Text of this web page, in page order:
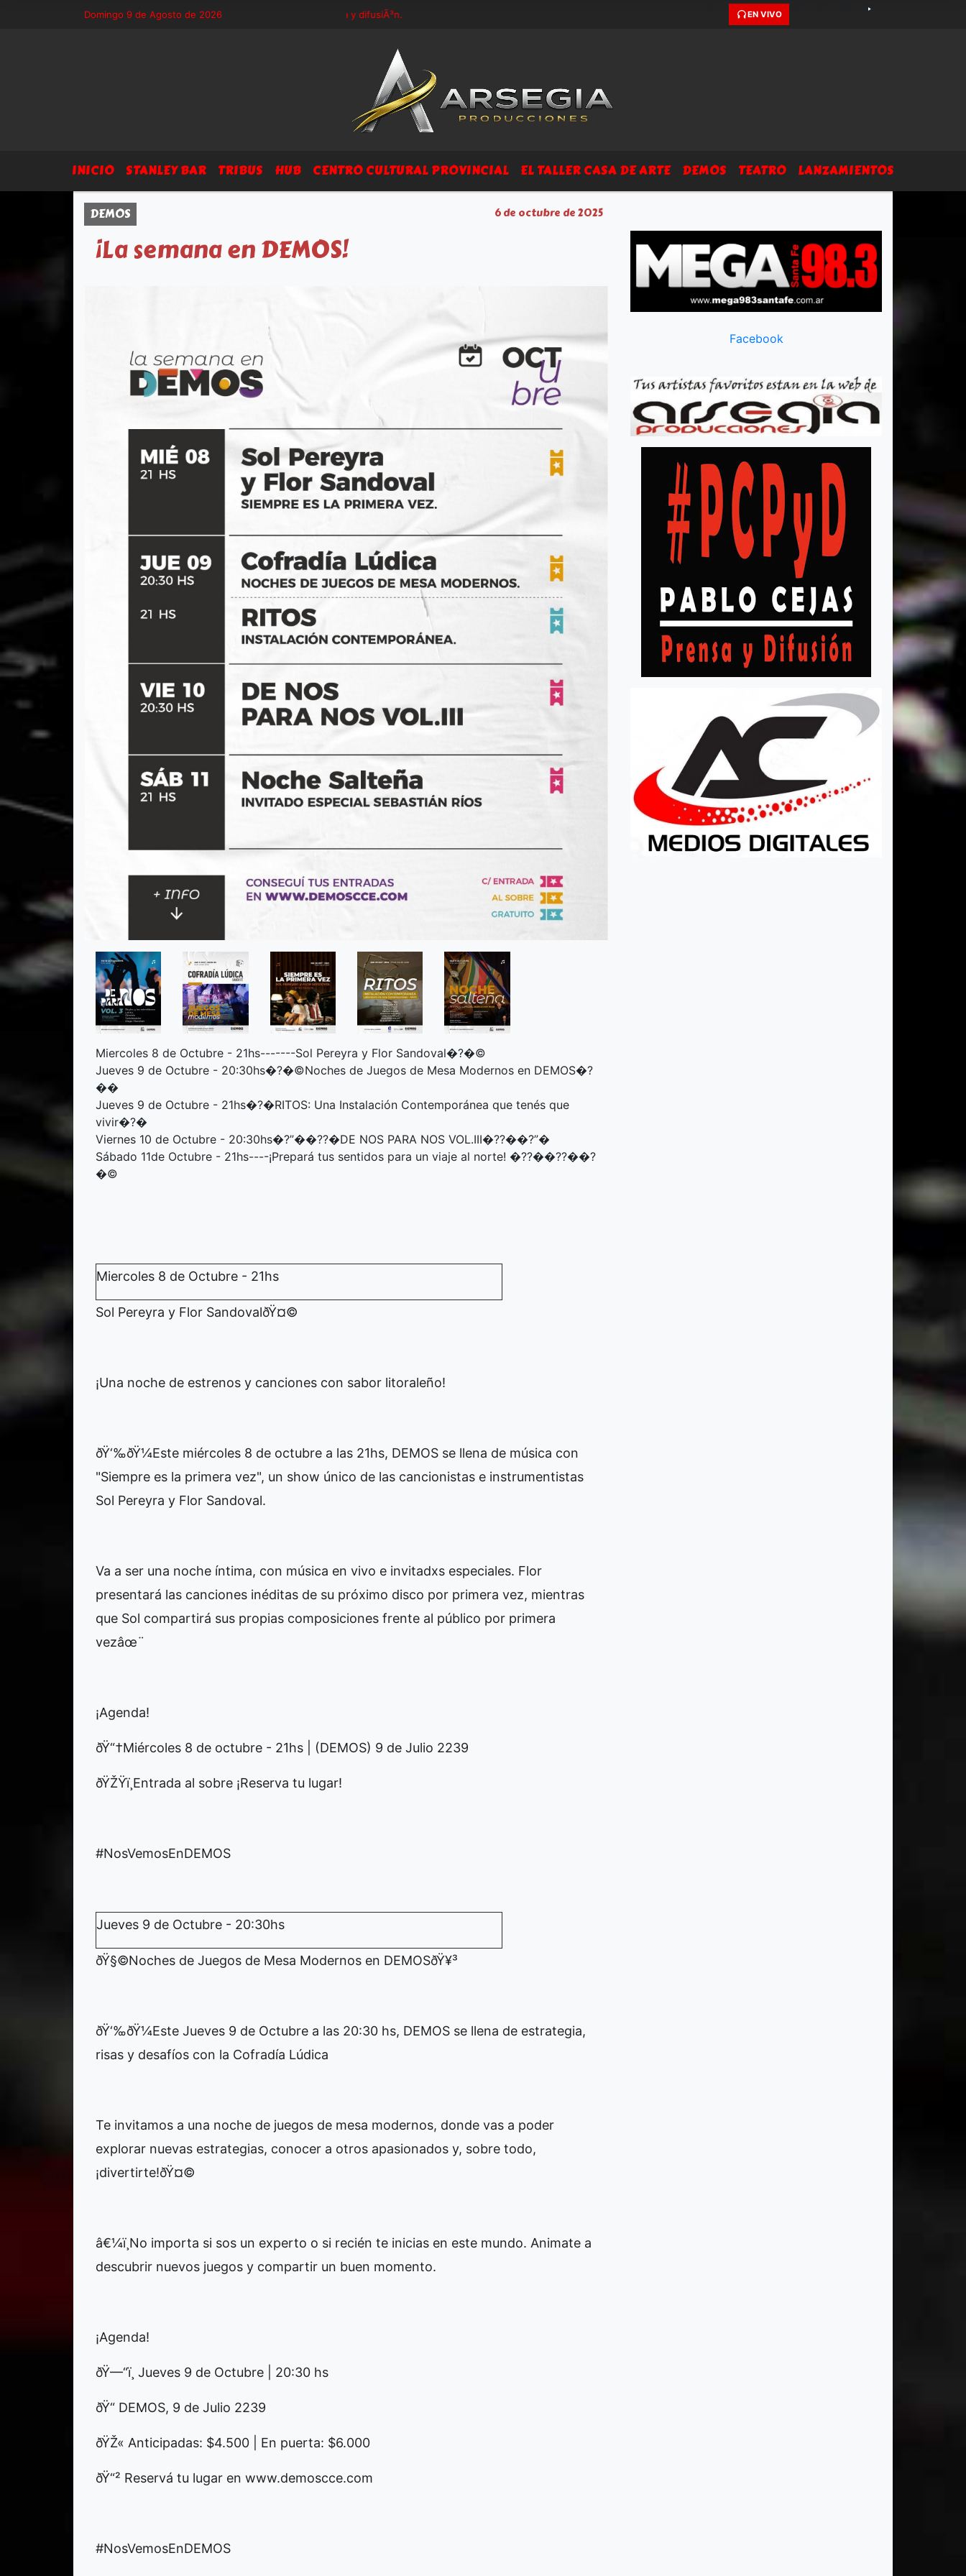
Domingo 9 de Agosto de 2026
- Sitio exclusivo de Arsegia Producciones, agenda, eventos, prensa y difusiÃ³n. EN VIVO
INICIO STANLEY BAR TRIBUS HUB CENTRO CULTURAL PROVINCIAL EL TALLER CASA DE ARTE DEMOS TEATRO LANZAMIENTOS
DEMOS 6 de octubre de 2025
¡La semana en DEMOS!
Miercoles 8 de Octubre - 21hs-------Sol Pereyra y Flor Sandoval�?�©
Jueves 9 de Octubre - 20:30hs�?�©Noches de Juegos de Mesa Modernos en DEMOS�?
��
Jueves 9 de Octubre - 21hs�?�RITOS: Una Instalación Contemporánea que tenés que
vivir�?�
Viernes 10 de Octubre - 20:30hs�?”��??�DE NOS PARA NOS VOL.III�??��?”�
Sábado 11de Octubre - 21hs----¡Prepará tus sentidos para un viaje al norte! �??��??��?
�©
Miercoles 8 de Octubre - 21hs
Sol Pereyra y Flor SandovalðŸ¤©
¡Una noche de estrenos y canciones con sabor litoraleño!
ðŸ‘‰ðŸ¼Este miércoles 8 de octubre a las 21hs, DEMOS se llena de música con
"Siempre es la primera vez", un show único de las cancionistas e instrumentistas
Sol Pereyra y Flor Sandoval.
Va a ser una noche íntima, con música en vivo e invitadxs especiales. Flor
presentará las canciones inéditas de su próximo disco por primera vez, mientras
que Sol compartirá sus propias composiciones frente al público por primera
vezâœ¨
¡Agenda!
ðŸ“†Miércoles 8 de octubre - 21hs | (DEMOS) 9 de Julio 2239
ðŸŽŸï¸Entrada al sobre ¡Reserva tu lugar!
#NosVemosEnDEMOS
Jueves 9 de Octubre - 20:30hs
ðŸ§©Noches de Juegos de Mesa Modernos en DEMOSðŸ¥³
ðŸ‘‰ðŸ¼Este Jueves 9 de Octubre a las 20:30 hs, DEMOS se llena de estrategia,
risas y desafíos con la Cofradía Lúdica
Te invitamos a una noche de juegos de mesa modernos, donde vas a poder
explorar nuevas estrategias, conocer a otros apasionados y, sobre todo,
¡divertirte!ðŸ¤©
â€¼ï¸No importa si sos un experto o si recién te inicias en este mundo. Animate a
descubrir nuevos juegos y compartir un buen momento.
¡Agenda!
ðŸ—“ï¸ Jueves 9 de Octubre | 20:30 hs
ðŸ“ DEMOS, 9 de Julio 2239
ðŸŽ« Anticipadas: $4.500 | En puerta: $6.000
ðŸ“² Reservá tu lugar en www.demoscce.com
#NosVemosEnDEMOS
Facebook